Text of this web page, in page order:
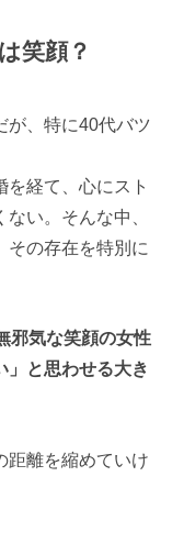
笑顔？
が、特に40代バツ
経て、心にスト
い。そんな中、
その存在を特別に
邪気な笑顔の女性
」と思わせる大き
距離を縮めていけ